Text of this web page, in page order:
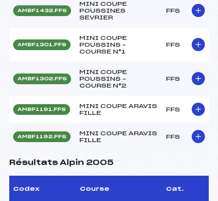
AMBF1432.FFS
MINI COUPE
POUSSINES
SEVRIER
FFS
AMBF1301.FFS
MINI COUPE
POUSSINS –
COURSE N°1
FFS
AMBF1302.FFS
MINI COUPE
POUSSINS –
COURSE N°2
FFS
AMBF1191.FFS
MINI COUPE ARAVIS
FILLE
FFS
AMBF1192.FFS
MINI COUPE ARAVIS
FILLE
FFS
Résultats Alpin 2005
Codex Course Cat.